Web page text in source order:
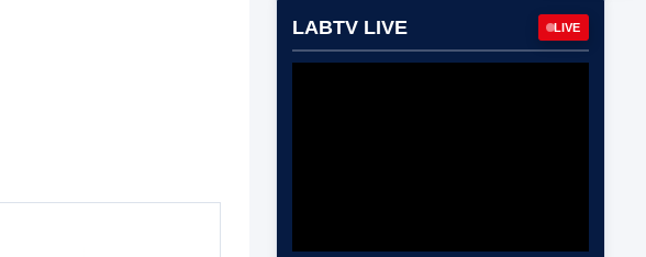
LABTV LIVE LIVE